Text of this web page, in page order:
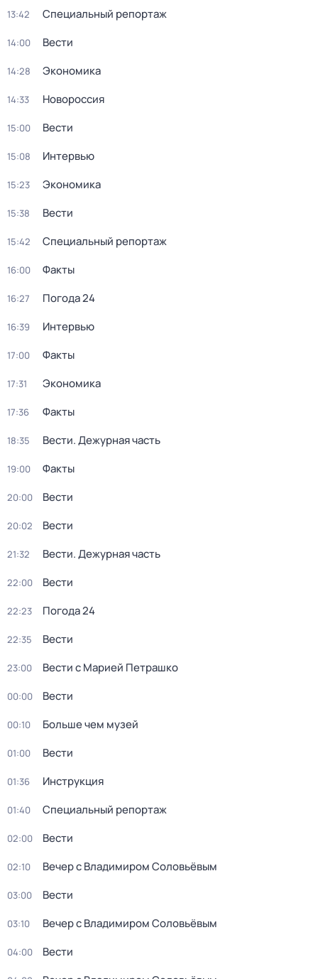
13:42 Специальный репортаж
14:00 Вести
14:28 Экономика
14:33 Новороссия
15:00 Вести
15:08 Интервью
15:23 Экономика
15:38 Вести
15:42 Специальный репортаж
16:00 Факты
16:27 Погода 24
16:39 Интервью
17:00 Факты
17:31 Экономика
17:36 Факты
18:35 Вести. Дежурная часть
19:00 Факты
20:00 Вести
20:02 Вести
21:32 Вести. Дежурная часть
22:00 Вести
22:23 Погода 24
22:35 Вести
23:00 Вести с Марией Петрашко
00:00 Вести
00:10 Больше чем музей
01:00 Вести
01:36 Инструкция
01:40 Специальный репортаж
02:00 Вести
02:10 Вечер с Владимиром Соловьёвым
03:00 Вести
03:10 Вечер с Владимиром Соловьёвым
04:00 Вести